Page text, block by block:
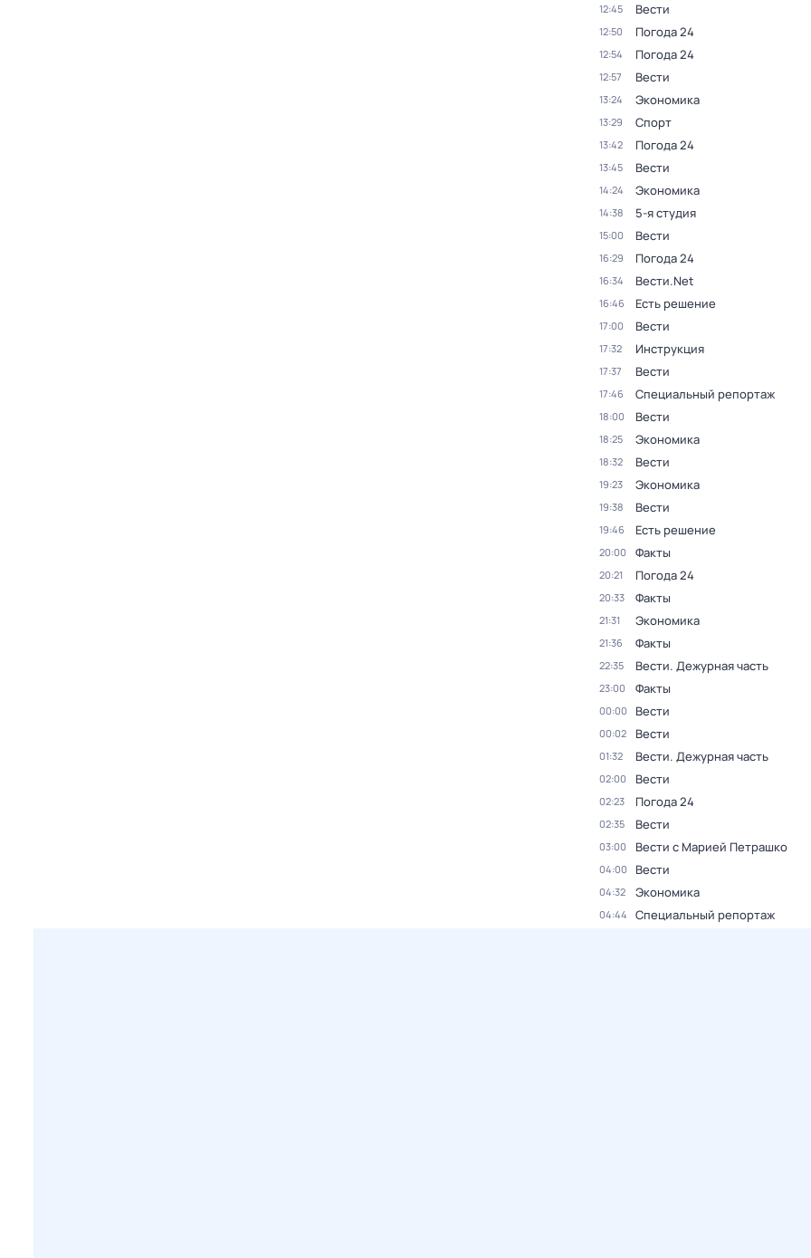
12:45 Вести
12:50 Погода 24
12:54 Погода 24
12:57 Вести
13:24 Экономика
13:29 Спорт
13:42 Погода 24
13:45 Вести
14:24 Экономика
14:38 5-я студия
15:00 Вести
16:29 Погода 24
16:34 Вести.Net
16:46 Есть решение
17:00 Вести
17:32 Инструкция
17:37 Вести
17:46 Специальный репортаж
18:00 Вести
18:25 Экономика
18:32 Вести
19:23 Экономика
19:38 Вести
19:46 Есть решение
20:00 Факты
20:21 Погода 24
20:33 Факты
21:31 Экономика
21:36 Факты
22:35 Вести. Дежурная часть
23:00 Факты
00:00 Вести
00:02 Вести
01:32 Вести. Дежурная часть
02:00 Вести
02:23 Погода 24
02:35 Вести
03:00 Вести с Марией Петрашко
04:00 Вести
04:32 Экономика
04:44 Специальный репортаж